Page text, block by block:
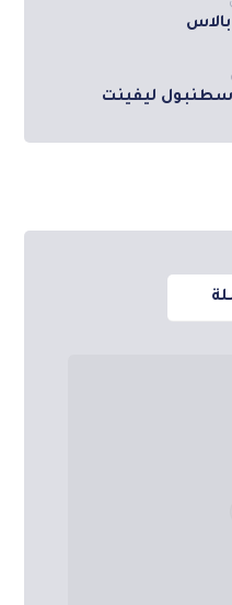
ليفينت